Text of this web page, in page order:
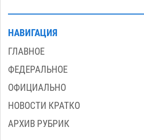
НАВИГАЦИЯ
ГЛАВНОЕ
ФЕДЕРАЛЬНОЕ
ОФИЦИАЛЬНО
НОВОСТИ КРАТКО
АРХИВ РУБРИК